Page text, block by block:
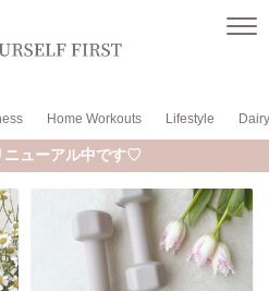
Home Workouts Lifestyle Dairy
ニューアル中です♡